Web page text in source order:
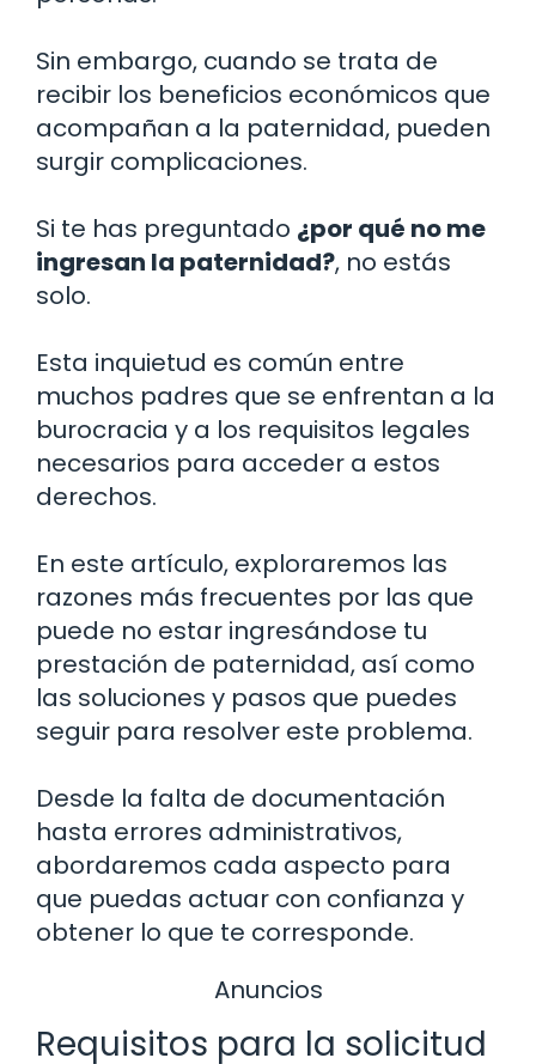
Sin embargo, cuando se trata de
recibir los beneficios económicos que
acompañan a la paternidad, pueden
surgir complicaciones.
Si te has preguntado ¿por qué no me
ingresan la paternidad?, no estás
solo.
Esta inquietud es común entre
muchos padres que se enfrentan a la
burocracia y a los requisitos legales
necesarios para acceder a estos
derechos.
En este artículo, exploraremos las
razones más frecuentes por las que
puede no estar ingresándose tu
prestación de paternidad, así como
las soluciones y pasos que puedes
seguir para resolver este problema.
Desde la falta de documentación
hasta errores administrativos,
abordaremos cada aspecto para
que puedas actuar con confianza y
obtener lo que te corresponde.
Anuncios
Requisitos para la solicitud